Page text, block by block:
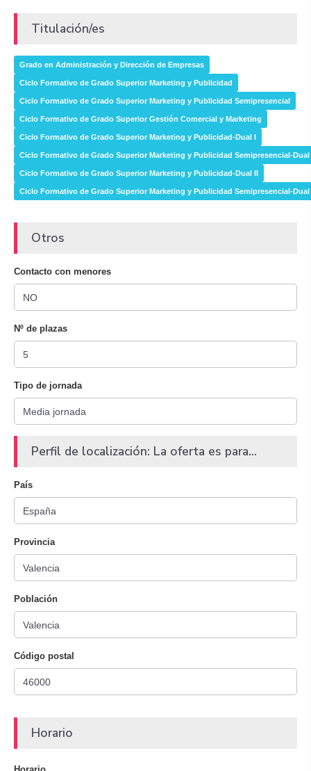
Titulación/es
Grado en Administración y Dirección de Empresas
Ciclo Formativo de Grado Superior Marketing y Publicidad
Ciclo Formativo de Grado Superior Marketing y Publicidad Semipresencial
Ciclo Formativo de Grado Superior Gestión Comercial y Marketing
Ciclo Formativo de Grado Superior Marketing y Publicidad-Dual I
Ciclo Formativo de Grado Superior Marketing y Publicidad Semipresencial-Dual
Ciclo Formativo de Grado Superior Marketing y Publicidad-Dual II
Ciclo Formativo de Grado Superior Marketing y Publicidad Semipresencial-Dual
Otros
Contacto con menores
Nº de plazas
Tipo de jornada
Perfil de localización: La oferta es para...
País
Provincia
Población
Código postal
Horario